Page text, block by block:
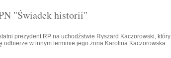
"Świadek historii"
prezydent RP na uchodźstwie Ryszard Kaczorowski, który
odbierze w innym terminie jego żona Karolina Kaczorowska.